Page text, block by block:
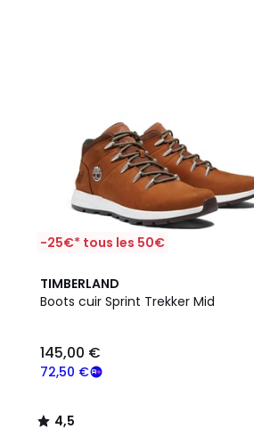
-25€* tous les 50€
TIMBERLAND
Boots cuir Sprint Trekker Mid
72,50 €
145,00 €
4,5
/ 5
4,5
/